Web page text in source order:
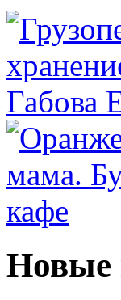
Новые